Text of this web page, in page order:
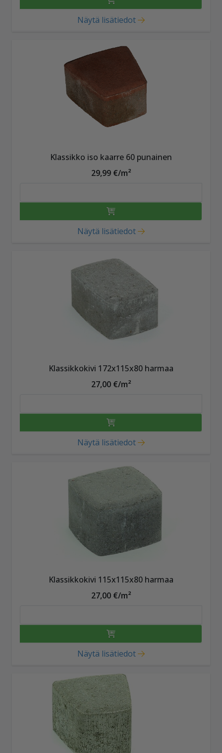
Näytä lisätiedot
Klassikko iso kaarre 60 punainen
29,99 €/m²
Näytä lisätiedot
Klassikkokivi 172x115x80 harmaa
27,00 €/m²
Näytä lisätiedot
Klassikkokivi 115x115x80 harmaa
27,00 €/m²
Näytä lisätiedot